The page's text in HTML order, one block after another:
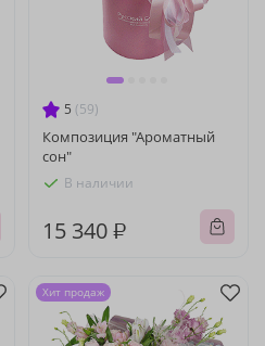
5 (59)
Композиция "Ароматный
сон"
В наличии
15 340 ₽
Хит продаж